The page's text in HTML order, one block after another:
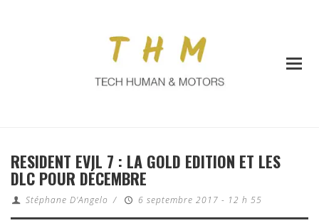
RESIDENT EVIL 7 : LA GOLD EDITION ET LES
DLC POUR DÉCEMBRE
Stéphane D'Angelo / 6 septembre 2017 - 12 h 55